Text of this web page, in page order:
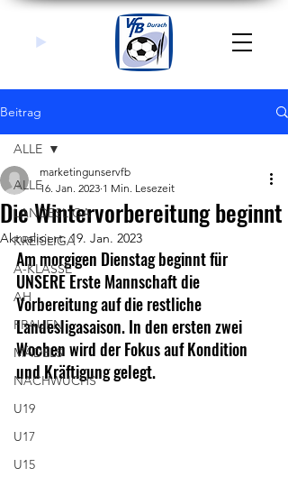
Beitrag
ALLE
LANDESLIGA
KREISLIGA
A-KLASSE
AH
FRAUEN
MÄDELS
NACHWUCHS
U19
U17
U15
ALLE
Die Wintervorbereitung beginnt
marketingunservfb
16. Jan. 2023 1 Min. Lesezeit
Aktualisiert:19. Jan. 2023
Am morgigen Dienstag beginnt für
UNSERE Erste Mannschaft die
Vorbereitung auf die restliche
Landesligasaison. In den ersten zwei
Wochen wird der Fokus auf Kondition
und Kräftigung gelegt.